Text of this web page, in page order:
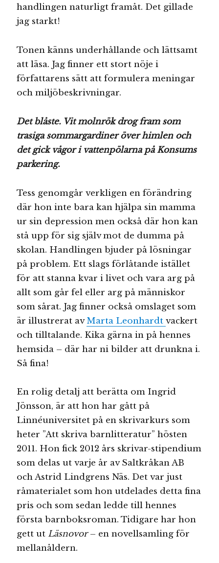
handlingen naturligt framåt. Det gillade
jag starkt!
Tonen känns underhållande och lättsamt
att läsa. Jag finner ett stort nöje i
författarens sätt att formulera meningar
och miljöbeskrivningar.
Det blåste. Vit molnrök drog fram som
trasiga sommargardiner över himlen och
det gick vågor i vattenpölarna på Konsums
parkering.
Tess genomgår verkligen en förändring
där hon inte bara kan hjälpa sin mamma
ur sin depression men också där hon kan
stå upp för sig själv mot de dumma på
skolan. Handlingen bjuder på lösningar
på problem. Ett slags förlåtande istället
för att stanna kvar i livet och vara arg på
allt som går fel eller arg på människor
som sårat. Jag finner också omslaget som
är illustrerat avMarta Leonhardtvackert
och tilltalande. Kika gärna in på hennes
hemsida – där har ni bilder att drunkna i.
Så fina!
En rolig detalj att berätta om Ingrid
Jönsson, är att hon har gått på
Linnéuniversitet på en skrivarkurs som
heter ”Att skriva barnlitteratur” hösten
2011. Hon fick 2012 års skrivar-stipendium
som delas ut varje år av Saltkråkan AB
och Astrid Lindgrens Näs. Det var just
råmaterialet som hon utdelades detta fina
pris och som sedan ledde till hennes
första barnboksroman. Tidigare har hon
gett ut Läsnovor– en novellsamling för
mellanåldern.